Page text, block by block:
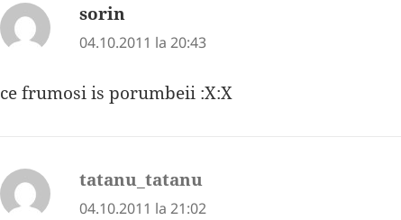
sorin
04.10.2011 la 20:43
ce frumosi is porumbeii :X:X
tatanu_tatanu
04.10.2011 la 21:02